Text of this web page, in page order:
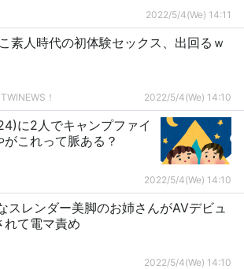
2022/5/4(We) 14:11
素人時代の初体験セックス、出回るｗ
！ 2022/5/4(We) 14:10
に2人でキャンプファイ
これって脈ある？
2022/5/4(We) 14:10
スレンダー美脚のお姉さんがAVデビュ
れて電マ責め
2022/5/4(We) 14:10